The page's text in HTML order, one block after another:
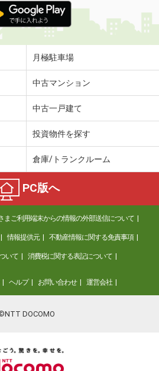
月極駐車場
中古マンション
中古一戸建て
投資物件を探す
倉庫/トランクルーム
PC版へ
まご利用端末からの情報の外部送信について
情報提供元 不動産情報に関する免責事項
いて 消費税に関する表記について
ヘルプ お問い合わせ 運営会社
DOCOMO